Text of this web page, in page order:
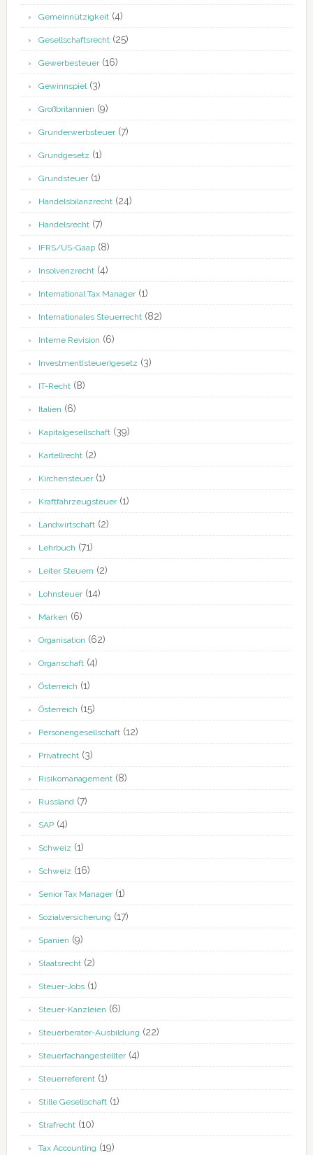
Gemeinnützigkeit(4)
Gesellschaftsrecht(25)
Gewerbesteuer(16)
Gewinnspiel(3)
Großbritannien (9)
Grunderwerbsteuer(7)
Grundgesetz (1)
Grundsteuer(1)
Handelsbilanzrecht(24)
Handelsrecht(7)
IFRS/US-Gaap(8)
Insolvenzrecht(4)
International Tax Manager(1)
Internationales Steuerrecht(82)
Interne Revision (6)
Investment(steuer)gesetz (3)
IT-Recht(8)
Italien (6)
Kapitalgesellschaft(39)
Kartellrecht(2)
Kirchensteuer(1)
Kraftfahrzeugsteuer(1)
Landwirtschaft(2)
Lehrbuch (71)
Leiter Steuern (2)
Lohnsteuer(14)
Marken (6)
Organisation (62)
Organschaft(4)
Österreich (1)
Österreich (15)
Personengesellschaft(12)
Privatrecht(3)
Risikomanagement(8)
Russland(7)
SAP(4)
Schweiz (1)
Schweiz (16)
Senior Tax Manager(1)
Sozialversicherung (17)
Spanien (9)
Staatsrecht(2)
Steuer-Jobs(1)
Steuer-Kanzleien (6)
Steuerberater-Ausbildung (22)
Steuerfachangestellter(4)
Steuerreferent(1)
Stille Gesellschaft(1)
Strafrecht(10)
Tax Accounting (19)